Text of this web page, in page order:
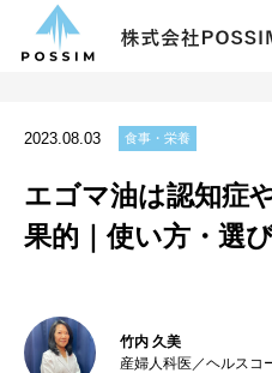
2023.08.03 食事・栄養
エゴマ油は認知症
果的｜使い方・選
竹内 久美
産婦人科医／ヘルスコ